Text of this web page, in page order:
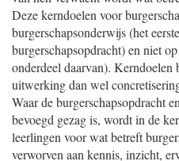
Deze kerndoelen voor
burgerschapsonderwijs (het
burgerschapsopdracht) en niet
onderdeel daarvan). Kerndoelen
uitwerking dan wel
Waar de burgerschapsopdracht
bevoegd gezag is, wordt in de
leerlingen voor wat betreft
verworven aan kennis, inzicht,